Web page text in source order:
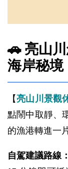
🚗 亮山
海岸秘境
【亮山川景觀
點鬧中取靜、
的漁港轉進一
自駕建議路線：